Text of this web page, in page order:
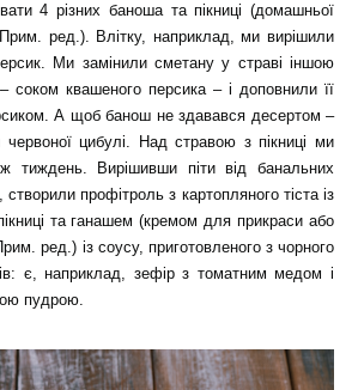
4 різних баноша та пікниці (домашньої
ред.). Влітку, наприклад, ми вирішили
Ми замінили сметану у страві іншою
соком квашеного персика – і доповнили її
А щоб банош не здавався десертом –
червоної цибулі. Над стравою з пікниці ми
тиждень. Вирішивши піти від банальних
створили профітроль з картопляного тіста із
та ганашем (кремом для прикраси або
ред.) із соусу, приготовленого з чорного
є, наприклад, зефір з томатним медом і
пудрою.